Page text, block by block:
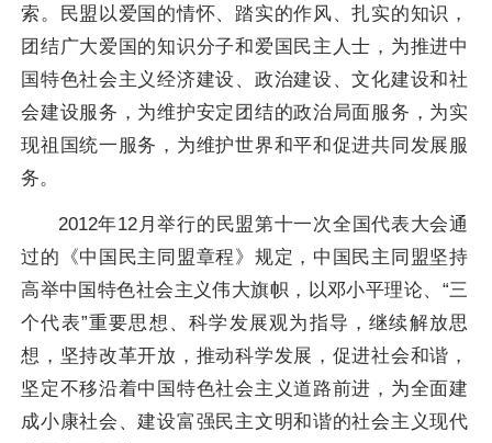
索。民盟以爱国的情怀、踏实的作风、扎实的知识，
团结广大爱国的知识分子和爱国民主人士，为推进中
国特色社会主义经济建设、政治建设、文化建设和社
会建设服务，为维护安定团结的政治局面服务，为实
现祖国统一服务，为维护世界和平和促进共同发展服
务。
2012年12月举行的民盟第十一次全国代表大会通
过的《中国民主同盟章程》规定，中国民主同盟坚持
高举中国特色社会主义伟大旗帜，以邓小平理论、“三
个代表”重要思想、科学发展观为指导，继续解放思
想，坚持改革开放，推动科学发展，促进社会和谐，
坚定不移沿着中国特色社会主义道路前进，为全面建
成小康社会、建设富强民主文明和谐的社会主义现代